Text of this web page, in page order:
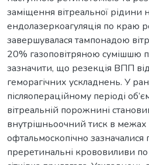
заміщення вітреальної рідини
ендолазеркоагуляція по краю
завершувалася тампонадою
20% газоповітряною сумішшю
зазначити, що резекція ВПП
геморагічних ускладнень. У
післяопераційному періоді
вітреальній порожнині
внутрішньоочний тиск в
офтальмоскопічно зазначалися
преретинальні крововиливи